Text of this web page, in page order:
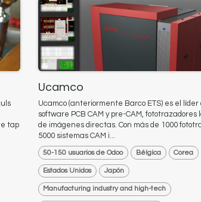
tap
Ucamco
Ucamco (anteriormente Barco ETS) es el
software PCB CAM y pre-CAM, fototrazadores
de imágenes directas. Con más de 1000
5000 sistemas CAM i...
50-150 usuarios de Odoo Bélgica Corea
Estados Unidos Japón
Manufacturing industry and high-tech